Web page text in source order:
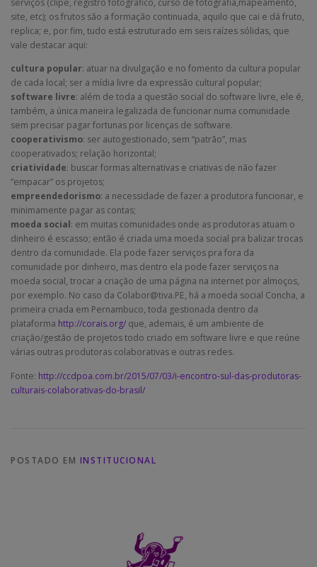
serviços (clipe, registro fotográfico, curso de fotografia,mapeamento,
site, etc); os frutos são a formação continuada, aquilo que cai e dá fruto,
replica; e, por fim, tudo está estruturado em seis raízes sólidas, que
vale destacar aqui:
cultura popular: atuar na divulgação e no fomento da cultura popular
de cada local; ser a mídia livre da expressão cultural popular;
software livre: além de toda a questão social do software livre, ele é,
também, a única maneira legalizada de funcionar numa comunidade
sem precisar pagar fortunas por licenças de software.
cooperativismo: ser autogestionado, sem “patrão”, mas
cooperativados; relação horizontal;
criatividade: buscar formas alternativas e criativas de não fazer
“empacar” os projetos;
empreendedorismo: a necessidade de fazer a produtora funcionar, e
minimamente pagar as contas;
moeda social: em muitas comunidades onde as produtoras atuam o
dinheiro é escasso; então é criada uma moeda social pra balizar trocas
dentro da comunidade. Ela pode fazer serviços pra fora da
comunidade por dinheiro, mas dentro ela pode fazer serviços na
moeda social, trocar a criação de uma página na internet por almoços,
por exemplo. No caso da Colabor@tiva.PE, há a moeda social Concha, a
primeira criada em Pernambuco, toda gestionada dentro da
plataforma http://corais.org/ que, ademais, é um ambiente de
criação/gestão de projetos todo criado em software livre e que reúne
várias outras produtoras colaborativas e outras redes.
Fonte: http://ccdpoa.com.br/2015/07/03/i-encontro-sul-das-produtoras-
culturais-colaborativas-do-brasil/
POSTADO EM INSTITUCIONAL